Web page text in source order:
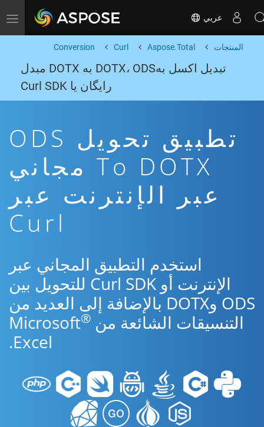
Toggle navigation عربي
المنتجات Aspose.Total
Curl
Conversion
تبدیل اکسل بهDOTX، ODS به DOTX مبدل
رایگان یا Curl SDK
تطبيق تحويل ODS
To DOTX مجاني
عبر الإنترنت عبر
Curl
استخدم التطبيق المجاني عبر
الإنترنت أو Curl SDK للتحويل بين
ODS وDOTX بالإضافة إلى العديد من
التنسيقات الشائعة من Microsoft ®
Excel.